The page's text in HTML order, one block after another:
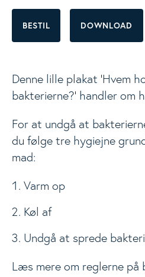
Materialer
Kostanbefalinger
Fødevarer
Nyheder
BESTIL DOWNLOAD
Denne lille plakat 'Hvem
bakterierne?' handler om
For at undgå at
du følge tre hygiejne
mad:
Varm op
Køl af
Undgå at sprede
Læs mere om reglerne på